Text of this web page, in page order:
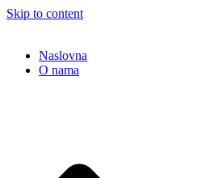
Skip to content
Naslovna
O nama